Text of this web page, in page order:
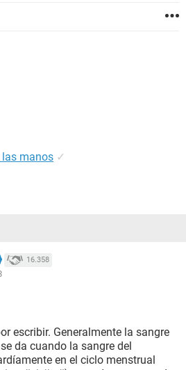
manos ✓
16.358
escribir. Generalmente la sangre
da cuando la sangre del
en el ciclo menstrual